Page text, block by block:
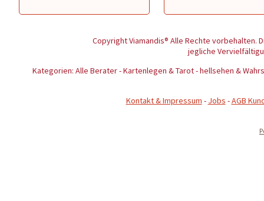
Copyright Viamandis® Alle Rechte vorbehalten.
jegliche
Kategorien: Alle Berater - Kartenlegen & Tarot - hellsehen &
Kontakt & Impressum - Jobs -AGB